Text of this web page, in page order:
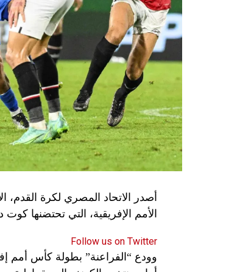
الأمم الإفريقية، التي تحتضنها كوت
Follow us on Twitter
وودع “الفراعنة” بطولة كأس أمم